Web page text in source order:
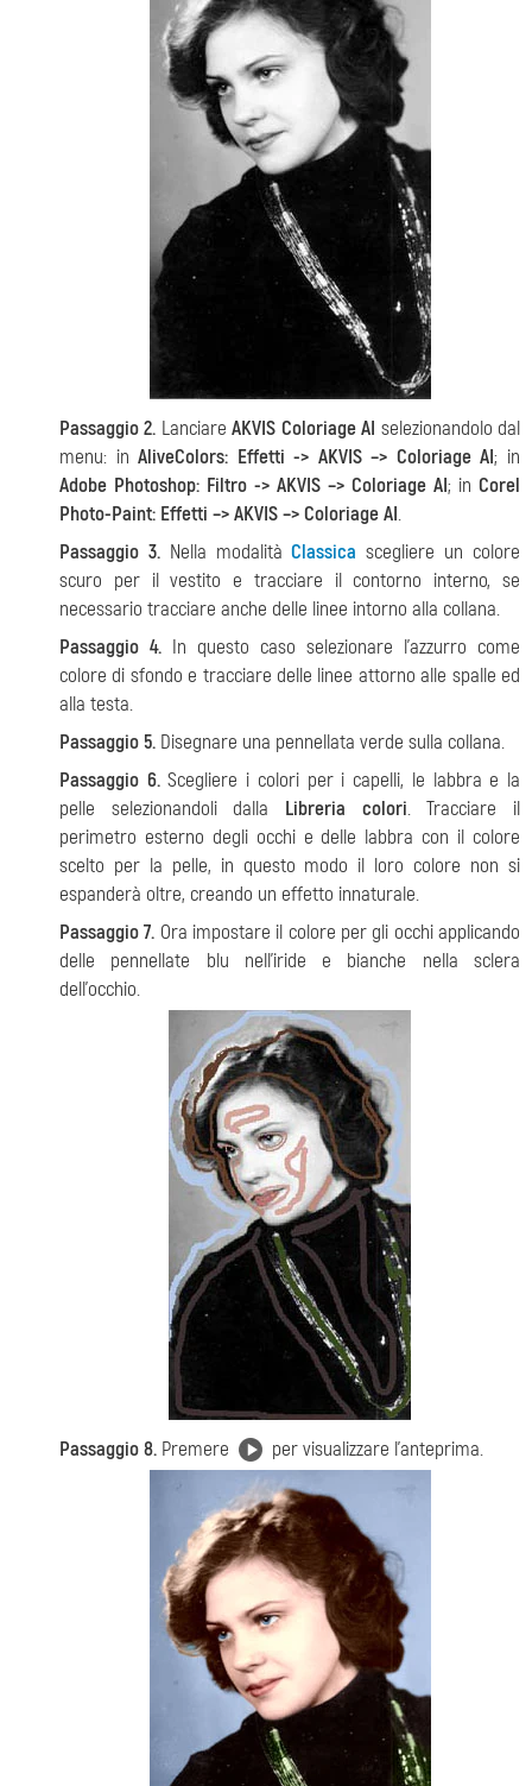
Passaggio 2. LanciareAKVIS Coloriage AI selezionandolo dal
menu: inAliveColors: Effetti -> AKVIS –> Coloriage AI; in
Adobe Photoshop: Filtro -> AKVIS –> Coloriage AI; in Corel
Photo-Paint: Effetti –> AKVIS –> Coloriage AI.
Passaggio 3.Nella modalitàClassica scegliere un colore
scuro per il vestito e tracciare il contorno interno, se
necessario tracciare anche delle linee intorno alla collana.
Passaggio 4. In questo caso selezionare l’azzurro come
colore di sfondo e tracciare delle linee attorno alle spalle ed
alla testa.
Passaggio 5. Disegnare una pennellata verde sulla collana.
Passaggio 6.Scegliere i colori per i capelli, le labbra e la
pelle selezionandoli dalla Libreria colori. Tracciare il
perimetro esterno degli occhi e delle labbra con il colore
scelto per la pelle, in questo modo il loro colore non si
espanderà oltre, creando un effetto innaturale.
Passaggio 7. Ora impostare il colore per gli occhi applicando
delle pennellate blu nell'iride e bianche nella sclera
dell'occhio.
Passaggio 8. Premere per visualizzare l'anteprima.